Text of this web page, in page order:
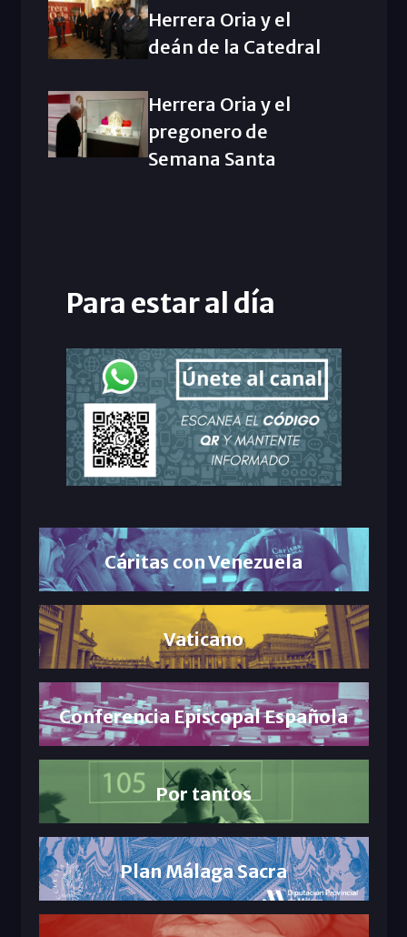
Herrera Oria y el
deán de la Catedral
Herrera Oria y el
pregonero de
Semana Santa
Para estar al día
Cáritas con Venezuela
Vaticano
Conferencia Episcopal Española
Por tantos
Plan Málaga Sacra